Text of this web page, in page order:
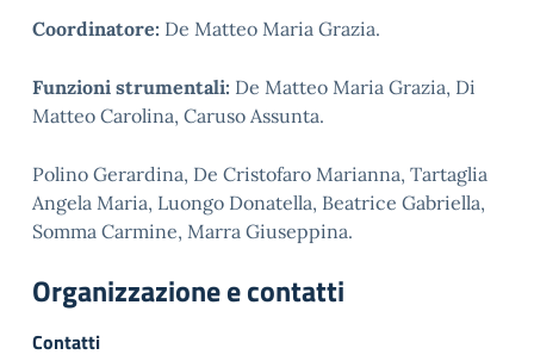
Coordinatore: De Matteo Maria Grazia.
Funzioni strumentali: De Matteo Maria Grazia, Di
Matteo Carolina, Caruso Assunta.
Polino Gerardina, De Cristofaro Marianna, Tartaglia
Angela Maria, Luongo Donatella, Beatrice Gabriella,
Somma Carmine, Marra Giuseppina.
Organizzazione e contatti
Contatti